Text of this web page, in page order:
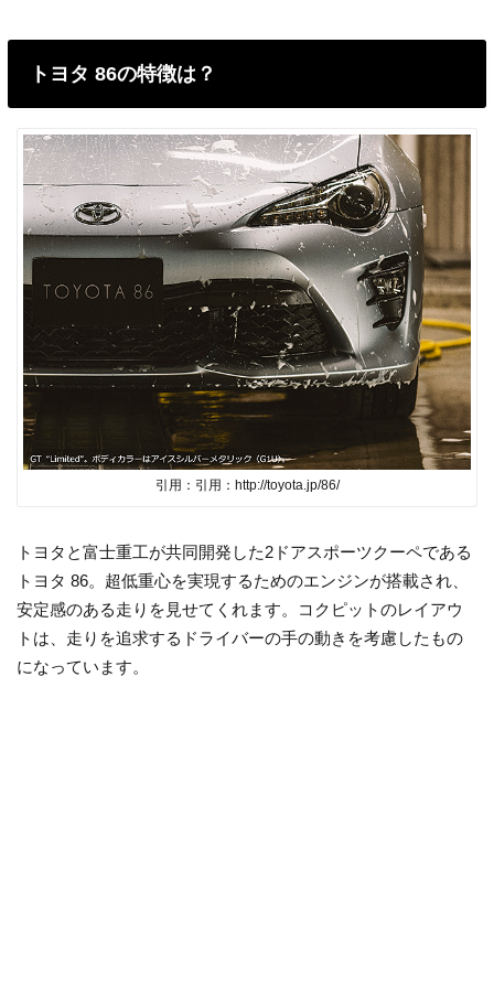
トヨタ 86の特徴は？
引用：引用：http://toyota.jp/86/
トヨタと富士重工が共同開発した2ドアスポーツクーペである
トヨタ 86。超低重心を実現するためのエンジンが搭載され、
安定感のある走りを見せてくれます。コクピットのレイアウ
トは、走りを追求するドライバーの手の動きを考慮したもの
になっています。